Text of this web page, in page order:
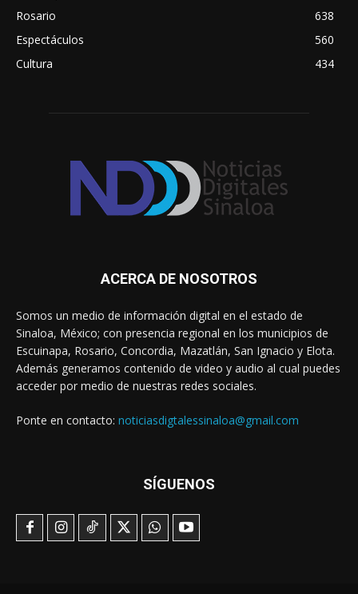
Rosario
638
Espectáculos
560
Cultura
434
ACERCA DE NOSOTROS
Somos un medio de información digital en el estado de
Sinaloa, México; con presencia regional en los municipios de
Escuinapa, Rosario, Concordia, Mazatlán, San Ignacio y Elota.
Además generamos contenido de video y audio al cual puedes
acceder por medio de nuestras redes sociales.
Ponte en contacto: noticiasdigtalessinaloa@gmail.com
SÍGUENOS